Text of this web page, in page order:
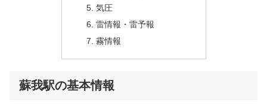
気圧
雷情報・雷予報
霧情報
蘇我駅の基本情報